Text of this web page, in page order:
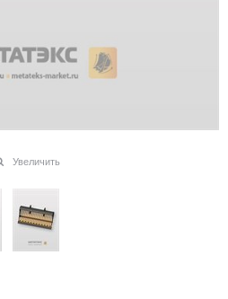
Увеличить